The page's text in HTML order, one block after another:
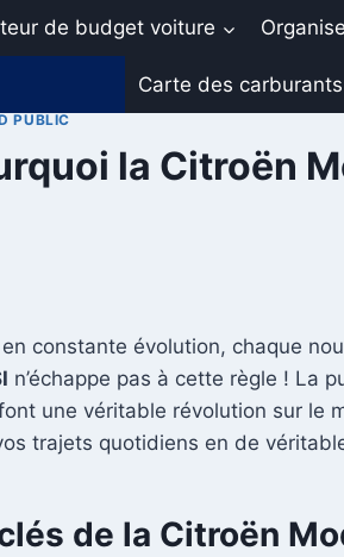
de budget voiture
Carte des
PUBLIC
la Citroën
constante évolution, chaque
n’échappe pas à cette règle ! La
une véritable révolution sur
trajets quotidiens en de
de la Citroën